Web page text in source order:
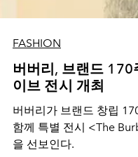
FASHION
버버리, 브랜드
이브 전시 개최
버버리가 브랜드 창립
함께 특별 전시 <The
을 선보인다.